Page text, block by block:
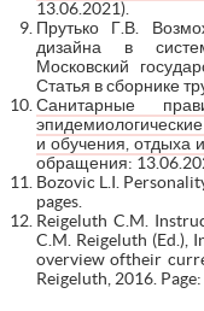
13.06.2021).
Прутько Г.В.
дизайна в
Московский
Статья в сборнике
Санитарные
и обучения, отдыха
обращения:
Bozovic L.I.
pages.
Reigeluth C.M.
C.M. Reigeluth (Ed.),
overview oftheir
Reigeluth, 2016. Page: